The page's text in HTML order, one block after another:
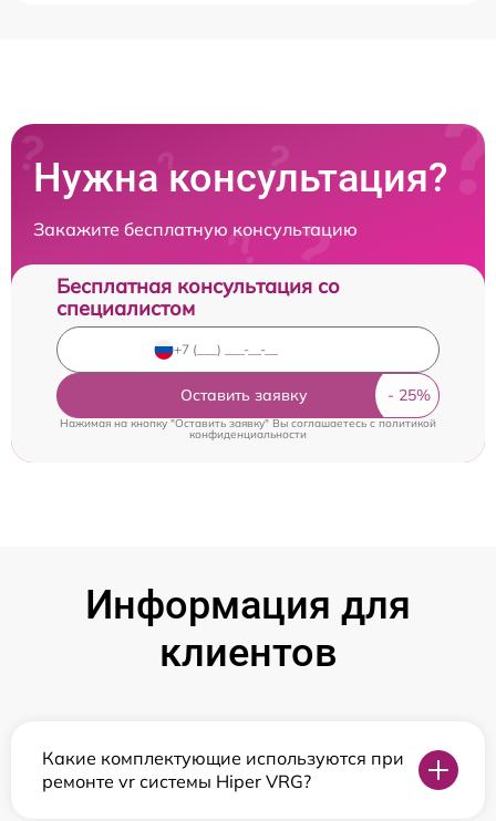
Нужна консультация?
Закажите бесплатную консультацию
Бесплатная консультация со
специалистом
Оставить заявку
Нажимая на кнопку "Оставить заявку" Вы соглашаетесь cполитикой
конфиденциальности
Информация для
клиентов
Какие комплектующие используются при
ремонте vr системы Hiper VRG?